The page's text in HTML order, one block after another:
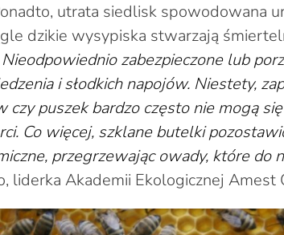
utrata siedlisk spowodowana
dzikie wysypiska stwarzają
Nieodpowiednio zabezpieczone lub
i słodkich napojów. Niestety,
czy puszek bardzo często nie mogą
Co więcej, szklane butelki
przegrzewając owady, które do
liderka Akademii Ekologicznej Amest